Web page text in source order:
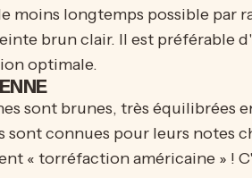
moins longtemps possible par
brun clair. Il est
optimale.
sont brunes, très équilibrées
sont connues pour leurs notes
« torréfaction américaine »